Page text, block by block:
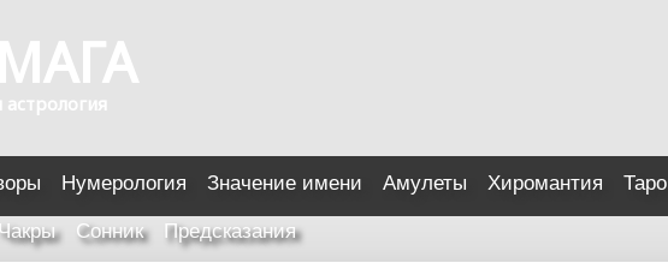
астрология
Нумерология Значение имени Амулеты Хиромантия Таро
Чакры Сонник Предсказания